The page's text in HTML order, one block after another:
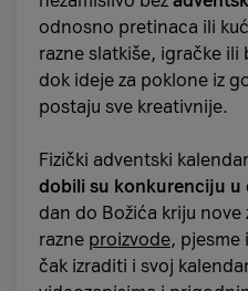
odnosno pretinaca ili
razne slatkiše, igračke ili
dok ideje za poklone iz
postaju sve kreativnije.
Fizički adventski
dobili su konkurenciju u
dan do Božića kriju nove
razne proizvode, pjesme
čak izraditi i svoj